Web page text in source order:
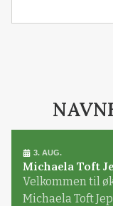
3. AUG.
Michaela Toft
Velkommen til
Michaela Toft